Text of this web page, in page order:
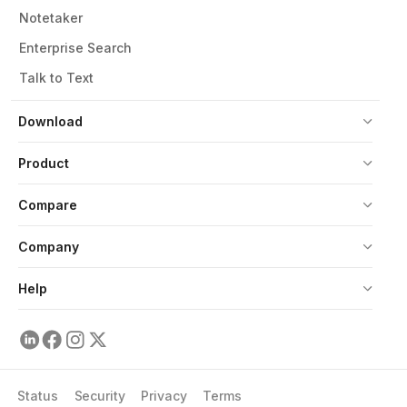
Download
Notetaker
Enterprise Search
Talk to Text
Product
Compare
Company
Help
Status Security Privacy Terms